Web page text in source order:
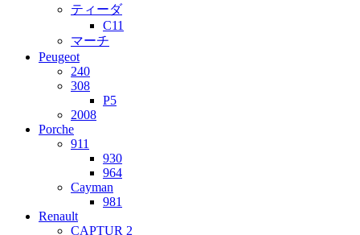
ティーダ
C11
マーチ
Peugeot
240
308
P5
2008
Porche
911
930
964
Cayman
981
Renault
CAPTUR 2